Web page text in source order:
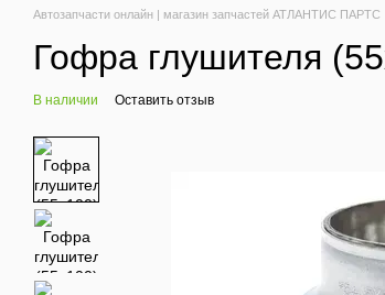
Автозапчасти онлайн | магазин запчастей АТЛАНТИС ПАРТС
Гофра глушителя
В наличии Оставить отзыв